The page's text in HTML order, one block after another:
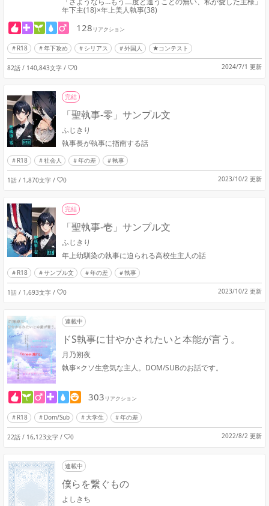
年下主(18)×年上美人執事(38)
128 リアクション
R18 年下攻め シリアス 外国人 ★コンテスト
82話 / 140,843文字 / 0 2024/7/1 更新
完結
「聖執事-零」サンプル文
ふじきり
執事長が執事に指南する話
R18 社会人 年の差 執事
1話 / 1,870文字 / 0 2023/10/2 更新
完結
「聖執事-壱」サンプル文
ふじきり
年上幼馴染の執事に迫られる高校生主人の話
R18 サンプル文 年の差 執事
1話 / 1,693文字 / 0 2023/10/2 更新
連載中
ドS執事に甘やかされたいと本能が言う。
月乃朔夜
執事×クソ生意気な主人。DOM/SUBのお話です。
303 リアクション
R18 Dom/Sub 大学生 年の差
22話 / 16,123文字 / 0 2022/8/2 更新
連載中
僕らを繋ぐもの
よしきち